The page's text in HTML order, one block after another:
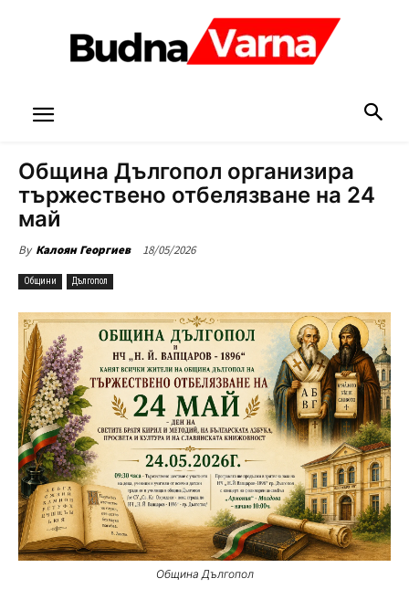
Община Дългопол организира
тържествено отбелязване на 24
май
By Калоян Георгиев 18/05/2026
Общини Дългопол
Община Дългопол